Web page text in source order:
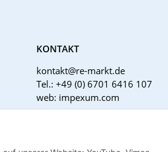
KONTAKT
kontakt@re-markt.de
Tel.: +49 (0) 6701 6416 107
web: impexum.com